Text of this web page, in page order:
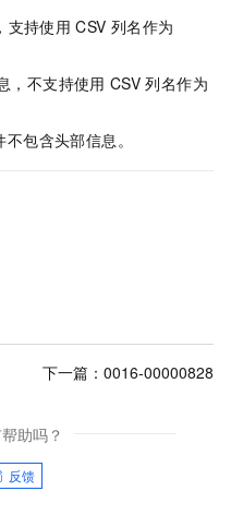
支持使用 CSV 列名作为
，不支持使用 CSV 列名作为
不包含头部信息。
下一篇： 0016-00000828
助吗？
反馈